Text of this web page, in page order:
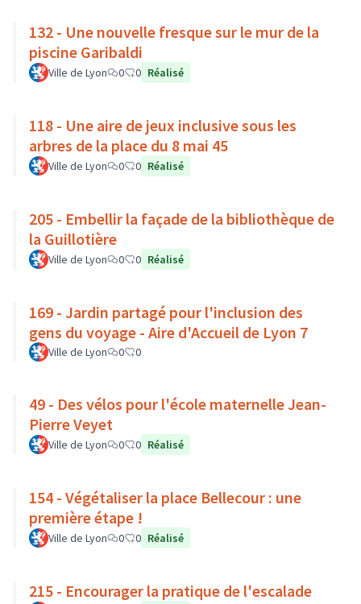
132 - Une nouvelle fresque sur le mur de la
piscine Garibaldi
Ville de Lyon 0 0 Réalisé
118 - Une aire de jeux inclusive sous les
arbres de la place du 8 mai 45
Ville de Lyon 0 0 Réalisé
205 - Embellir la façade de la bibliothèque de
la Guillotière
Ville de Lyon 0 0 Réalisé
169 - Jardin partagé pour l'inclusion des
gens du voyage - Aire d'Accueil de Lyon 7
Ville de Lyon 0 0
49 - Des vélos pour l'école maternelle Jean-
Pierre Veyet
Ville de Lyon 0 0 Réalisé
154 - Végétaliser la place Bellecour : une
première étape !
Ville de Lyon 0 0 Réalisé
215 - Encourager la pratique de l'escalade